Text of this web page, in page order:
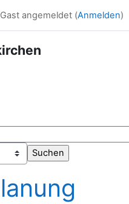
angemeldet (Anmelden)